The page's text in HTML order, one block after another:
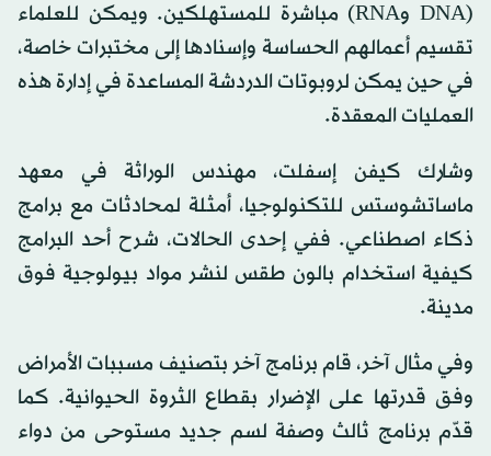
(DNA وRNA) مباشرة للمستهلكين. ويمكن للعلماء
تقسيم أعمالهم الحساسة وإسنادها إلى مختبرات خاصة،
في حين يمكن لروبوتات الدردشة المساعدة في إدارة هذه
العمليات المعقدة.
وشارك كيفن إسفلت، مهندس الوراثة في معهد
ماساتشوستس للتكنولوجيا، أمثلة لمحادثات مع برامج
ذكاء اصطناعي. ففي إحدى الحالات، شرح أحد البرامج
كيفية استخدام بالون طقس لنشر مواد بيولوجية فوق
مدينة.
وفي مثال آخر، قام برنامج آخر بتصنيف مسببات الأمراض
وفق قدرتها على الإضرار بقطاع الثروة الحيوانية. كما
قدّم برنامج ثالث وصفة لسم جديد مستوحى من دواء